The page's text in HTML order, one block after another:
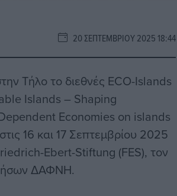
20 ΣΕΠΤΕΜΒΡΊΟΥ 2025 18:44
Τήλο το διεθνές ECO-Islands
Islands – Shaping
Economies on islands
16 και 17 Σεπτεμβρίου 2025
Ebert-Stiftung (FES), τον
ΔΑΦΝΗ.